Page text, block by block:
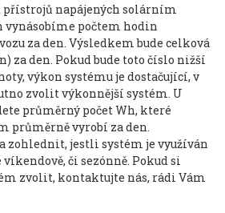
napájených solárním
vynásobíme počtem hodin
za den. Výsledkem bude celková
za den. Pokud bude toto číslo nižší
výkon systému je dostačující, v
zvolit výkonnější systém. U
průměrný počet Wh, které
průměrně vyrobí za den.
zohlednit, jestli systém je využíván
víkendově, či sezónně. Pokud si
zvolit, kontaktujte nás, rádi Vám